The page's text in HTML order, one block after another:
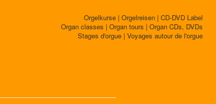
Orgelkurse | Orgelreisen | CD-DVD Label
Organ classes | Organ tours | Organ CDs, DVDs
Stages d'orgue | Voyages autour de l'orgue